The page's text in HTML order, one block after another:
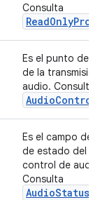
Consulta
Es el punto de
de la
audio. Consulta
Es el campo de
de estado del
control de
Consulta